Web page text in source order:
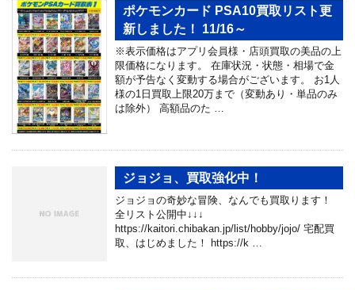
ポケモンカード PSA10買取リスト更
新しました！ 11/16～
※表示価格はアプリ会員様・店頭買取の美品の上
限価格になります。 在庫状況・状態・相場で金
額が予告なく変動する場合がございます。 お1人
様の1日買取上限20万まで（変動あり・単品のみ
は除外） 高額品のた …
ジョジョ、買取強化中！
ジョジョの奇妙な冒険、なんでも買取ります！
全リスト公開中↓↓↓
https://kaitori.chibakan.jp/list/hobby/jojo/ 宅配買
取、はじめました！ https://k …